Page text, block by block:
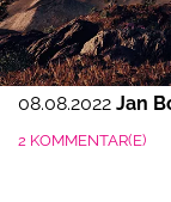
08.08.2022 Jan
2 KOMMENTAR(E)